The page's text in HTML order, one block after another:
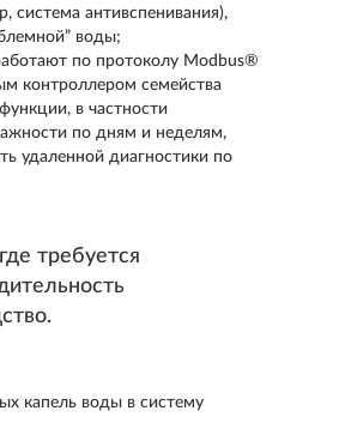
система антивспенивания),
воды;
по протоколу Modbus®
контроллером семейства
в частности
по дням и неделям,
удаленной диагностики по
требуется
капель воды в систему